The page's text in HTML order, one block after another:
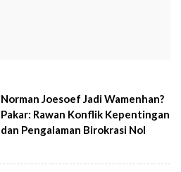
Norman Joesoef Jadi Wamenhan?
Pakar: Rawan Konflik Kepentingan
dan Pengalaman Birokrasi Nol